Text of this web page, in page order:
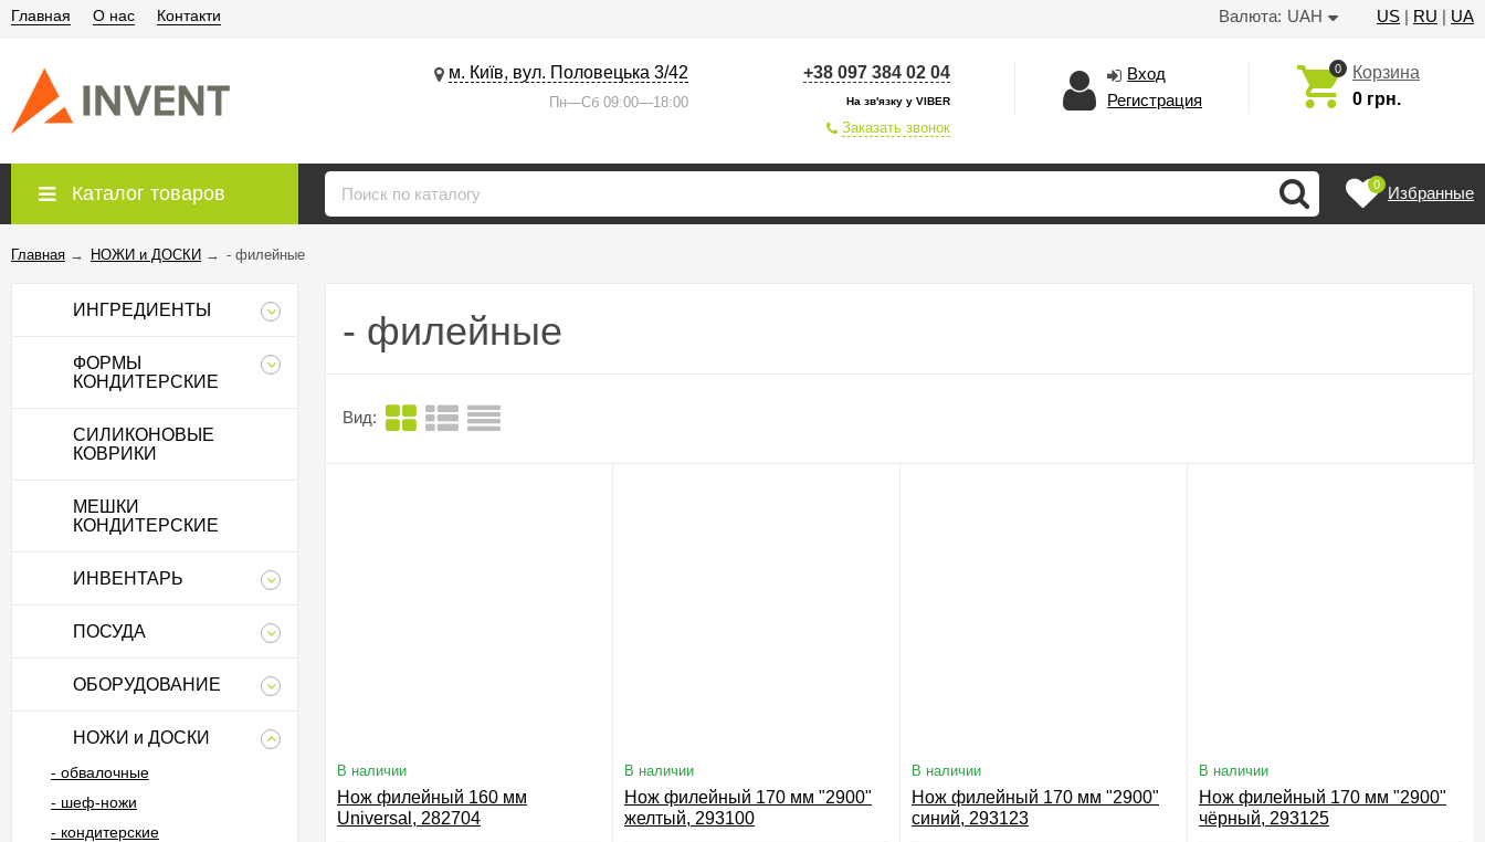
Валюта: UAH US | RU | UA
Главная О нас Контакти
м. Київ, вул. Половецька 3/42
Пн—Сб 09:00—18:00
+38 097 384 02 04
На зв'язку у VIBER
Заказать звонок
Вход
Регистрация
0
Корзина
0 грн.
Каталог товаров 0 Избранные
Главная → НОЖИ и ДОСКИ → - филейные
ИНГРЕДИЕНТЫ
ФОРМЫ
КОНДИТЕРСКИЕ
СИЛИКОНОВЫЕ
КОВРИКИ
МЕШКИ
КОНДИТЕРСКИЕ
ИНВЕНТАРЬ
ПОСУДА
ОБОРУДОВАНИЕ
НОЖИ и ДОСКИ
- обвалочные
- шеф-ножи
- кондитерские
- филейные
Вид:
В наличии
Нож филейный 160 мм
Universal, 282704
В наличии
Нож филейный 170 мм "2900"
желтый, 293100
В наличии
Нож филейный 170 мм "2900"
синий, 293123
В наличии
Нож филейный 170 мм "2900"
чёрный, 293125